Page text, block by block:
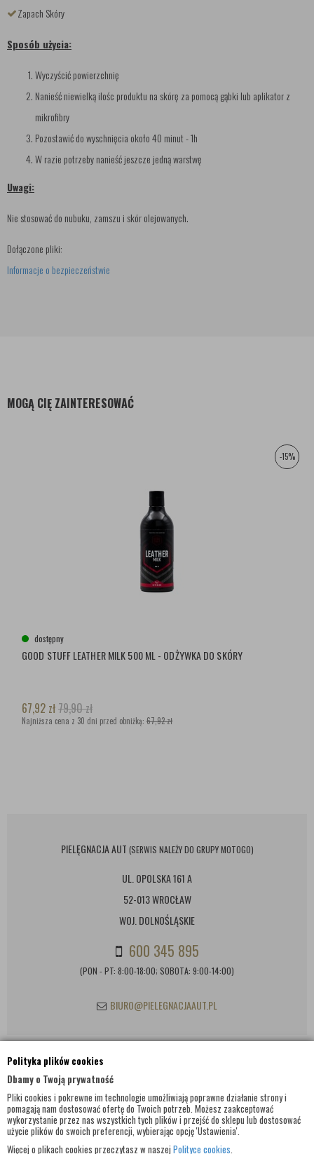
Polityka plików cookies
Dbamy o Twoją prywatność
Pliki cookies i pokrewne im technologie umożliwiają poprawne działanie strony i
pomagają nam dostosować ofertę do Twoich potrzeb. Możesz zaakceptować
wykorzystanie przez nas wszystkich tych plików i przejść do sklepu lub dostosować
użycie plików do swoich preferencji, wybierając opcję 'Ustawienia'.
Więcej o plikach cookies przeczytasz w naszej Polityce cookies.
Zapach Skóry
Sposób użycia:
Wyczyścić powierzchnię
Nanieść niewielką ilośc produktu na skórę za pomocą gąbki lub aplikator z
mikrofibry
Pozostawić do wyschnięcia około 40 minut - 1h
W razie potrzeby nanieść jeszcze jedną warstwę
Uwagi:
Nie stosować do nubuku, zamszu i skór olejowanych.
Dołączone pliki:
Informacje o bezpieczeństwie
MOGĄ CIĘ ZAINTERESOWAĆ
-15%
dostępny
GOOD STUFF LEATHER MILK 500 ML - ODŻYWKA DO SKÓRY
67,92 zł79,90zł
Najniższa cena z 30 dni przed obniżką: 67,92 zł
PIELĘGNACJA AUT (SERWIS NALEŻY DO GRUPY MOTOGO)
UL. OPOLSKA 161 A
52-013 WROCŁAW
WOJ. DOLNOŚLĄSKIE
600 345 895
(PON - PT: 8:00-18:00; SOBOTA: 9:00-14:00)
BIURO@PIELEGNACJAAUT.PL
INFORMACJE KONTAKTOWE